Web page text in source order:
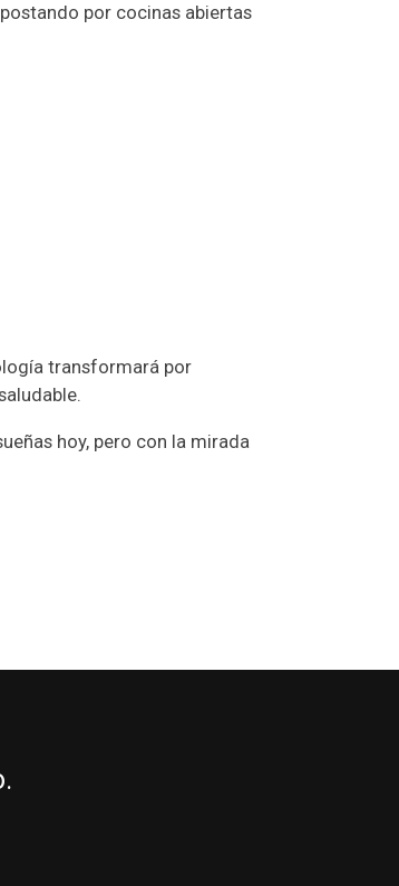
por cocinas abiertas
transformará por
hoy, pero con la mirada